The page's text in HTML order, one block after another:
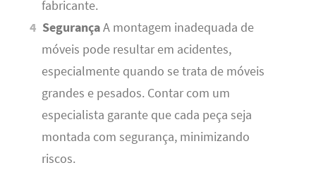
fabricante.
SegurançaA montagem inadequada de
móveis pode resultar em acidentes,
especialmente quando se trata de móveis
grandes e pesados. Contar com um
especialista garante que cada peça seja
montada com segurança, minimizando
riscos.